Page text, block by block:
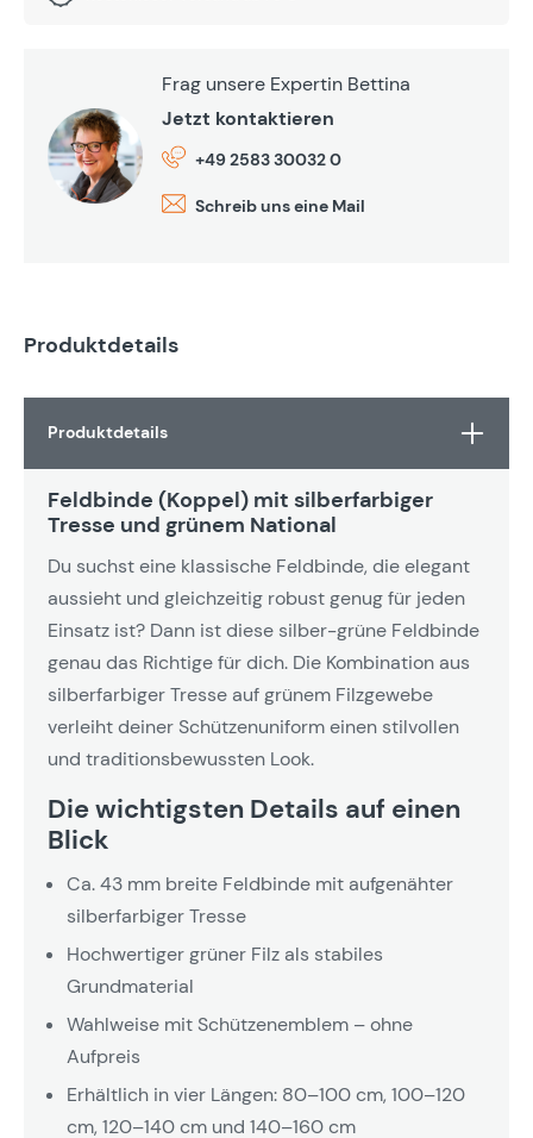
Frag unsere Expertin Bettina
Jetzt kontaktieren
+49 2583 30032 0
Schreib uns eine Mail
Produktdetails
Produktdetails
Feldbinde (Koppel) mit silberfarbiger
Tresse und grünem National
Du suchst eine klassische Feldbinde, die elegant
aussieht und gleichzeitig robust genug für jeden
Einsatz ist? Dann ist diese silber-grüne Feldbinde
genau das Richtige für dich. Die Kombination aus
silberfarbiger Tresse auf grünem Filzgewebe
verleiht deiner Schützenuniform einen stilvollen
und traditionsbewussten Look.
Die wichtigsten Details auf einen
Blick
Ca. 43 mm breite Feldbinde mit aufgenähter
silberfarbiger Tresse
Hochwertiger grüner Filz als stabiles
Grundmaterial
Wahlweise mit Schützenemblem – ohne
Aufpreis
Erhältlich in vier Längen: 80–100 cm, 100–120
cm, 120–140 cm und 140–160 cm